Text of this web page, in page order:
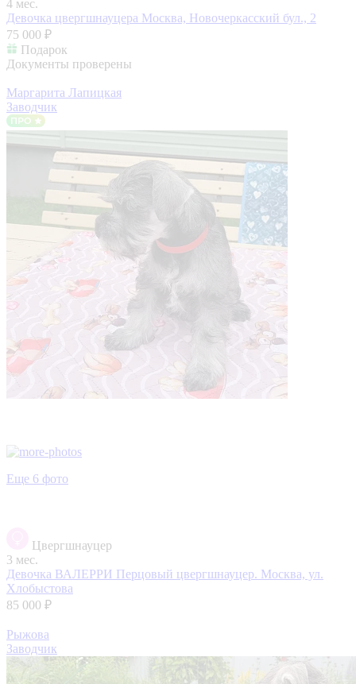
4 мес.
Девочка цвергшнауцера Москва, Новочеркасский бул., 2
75 000 ₽
Подарок
Документы проверены
Маргарита Лапицкая
Заводчик
Еще 6 фото
Цвергшнауцер
3 мес.
Девочка ВАЛЕРРИ Перцовый цвергшнауцер. Москва, ул.
Хлобыстова
85 000 ₽
Рыжова
Заводчик